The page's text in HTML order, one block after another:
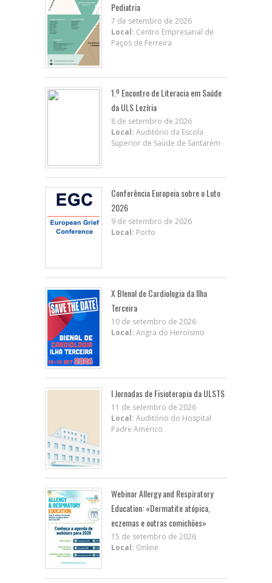
Pediatria
7 de setembro de 2026
Local: Centro Empresarial de
Paços de Ferreira
1.º Encontro de Literacia em Saúde
da ULS Lezíria
8 de setembro de 2026
Local: Auditório da Escola
Superior de Saúde de Santarém
Conferência Europeia sobre o Luto
2026
9 de setembro de 2026
Local: Porto
X BIenal de Cardiologia da Ilha
Terceira
10 de setembro de 2026
Local: Angra do Heroísmo
I Jornadas de Fisioterapia da ULSTS
11 de setembro de 2026
Local: Auditório do Hospital
Padre Américo
Webinar Allergy and Respiratory
Education: «Dermatite atópica,
eczemas e outras comichões»
15 de setembro de 2026
Local: Online